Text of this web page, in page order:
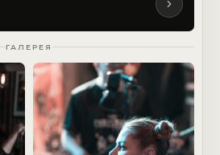
ГАЛЕРЕЯ